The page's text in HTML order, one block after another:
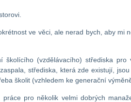
ve věci, ale nerad bych, aby mi
školícího (vzdělávacího) střediska
střediska, která zde existují,
školit (vzhledem ke generační
pro několik velmi dobrých